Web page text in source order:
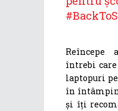
întrebi care
laptopuri
în
și îți